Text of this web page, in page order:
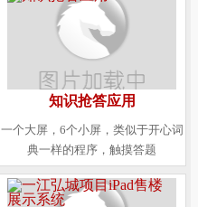
知识抢答应用
一个大屏，6个小屏，类似于开心词
典一样的程序，触摸答题